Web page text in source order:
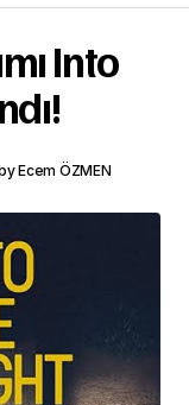
Into
Ecem ÖZMEN